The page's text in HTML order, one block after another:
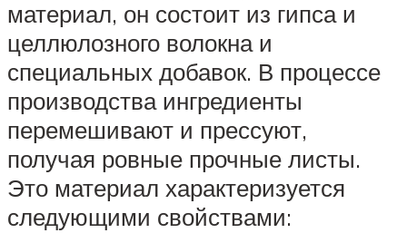
материал, он состоит из гипса и
целлюлозного волокна и
специальных добавок. В процессе
производства ингредиенты
перемешивают и прессуют,
получая ровные прочные листы.
Это материал характеризуется
следующими свойствами: